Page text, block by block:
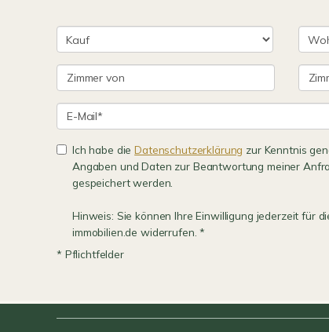
Ich habe dieDatenschutzerklärung zur Kenntnis
Angaben und Daten zur Beantwortung meiner
gespeichert werden.
Hinweis: Sie können Ihre Einwilligung jederzeit für
immobilien.de widerrufen. *
* Pflichtfelder